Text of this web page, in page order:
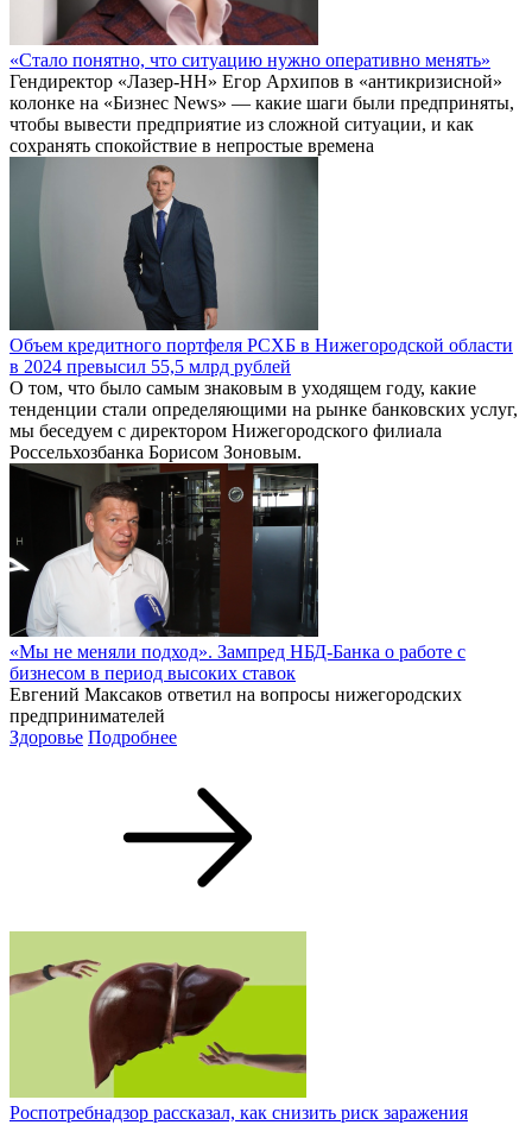
«Стало понятно, что ситуацию нужно оперативно менять»
Гендиректор «Лазер-НН» Егор Архипов в «антикризисной»
колонке на «Бизнес News» — какие шаги были предприняты,
чтобы вывести предприятие из сложной ситуации, и как
сохранять спокойствие в непростые времена
Объем кредитного портфеля РСХБ в Нижегородской области
в 2024 превысил 55,5 млрд рублей
О том, что было самым знаковым в уходящем году, какие
тенденции стали определяющими на рынке банковских услуг,
мы беседуем с директором Нижегородского филиала
Россельхозбанка Борисом Зоновым.
«Мы не меняли подход». Зампред НБД-Банка о работе с
бизнесом в период высоких ставок
Евгений Максаков ответил на вопросы нижегородских
предпринимателей
Здоровье Подробнее
Роспотребнадзор рассказал, как снизить риск заражения